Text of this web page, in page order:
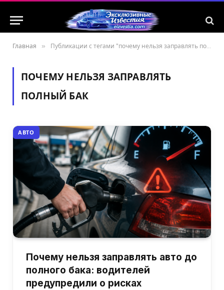
Главная » Публикации с тегами "почему нельзя заправлять полный бак"
ПОЧЕМУ НЕЛЬЗЯ ЗАПРАВЛЯТЬ
ПОЛНЫЙ БАК
АВТО
Почему нельзя заправлять авто до
полного бака: водителей
предупредили о рисках